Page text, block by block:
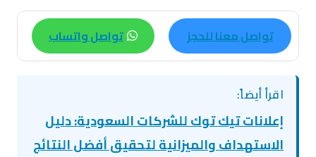
تواصل معنا للحجز تواصل واتساب
اقرأ أيضاً:
إعلانات تيك توك للشركات السعودية: دليل
الاستهداف والميزانية لتحقيق أفضل النتائج